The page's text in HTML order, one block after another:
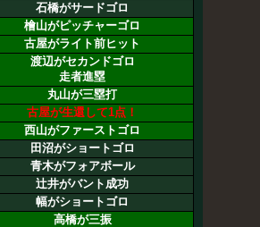
石橋がサードゴロ
檜山がピッチャーゴロ
古屋がライト前ヒット
渡辺がセカンドゴロ
走者進塁
丸山が三塁打
古屋が生還して1点！
西山がファーストゴロ
田沼がショートゴロ
青木がフォアボール
辻井がバント成功
幅がショートゴロ
高橋が三振